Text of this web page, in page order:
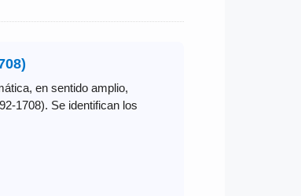
en sentido amplio,
1708). Se identifican los